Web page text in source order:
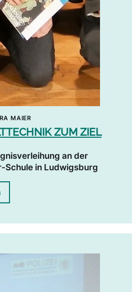
MAIER
ZUM ZIEL
an der
Schule in Ludwigsburg